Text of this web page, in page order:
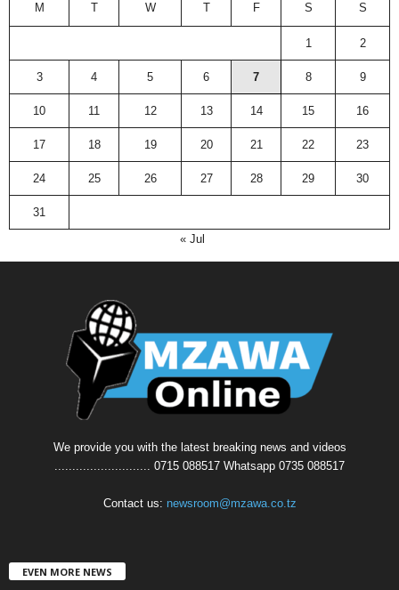
M T W T F S S
1 2
3 4 5 6 7 8 9
10 11 12 13 14 15 16
17 18 19 20 21 22 23
24 25 26 27 28 29 30
31
« Jul
We provide you with the latest breaking news and videos
........................... 0715 088517 Whatsapp 0735 088517
Contact us: newsroom@mzawa.co.tz
EVEN MORE NEWS